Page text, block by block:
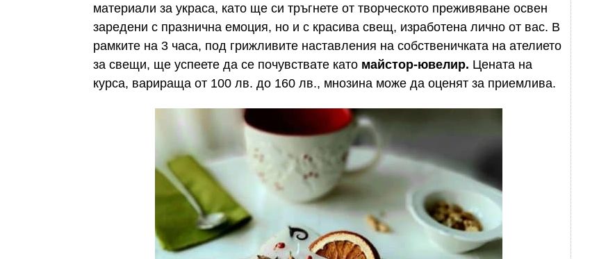
материали за украса, като ще си тръгнете от творческото преживяване освен
заредени с празнична емоция, но и с красива свещ, изработена лично от вас. В
рамките на 3 часа, под грижливите наставления на собственичката на ателието
за свещи, ще успеете да се почувствате като майстор-ювелир. Цената на
курса, варираща от 100 лв. до 160 лв., мнозина може да оценят за приемлива.